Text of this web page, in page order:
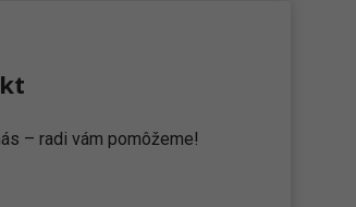
– radi vám pomôžeme!